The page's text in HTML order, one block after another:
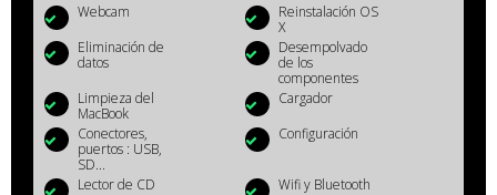
Webcam
Reinstalación OS
X
Eliminación de
datos
Desempolvado
de los
componentes
Limpieza del
MacBook
Cargador
Conectores,
puertos : USB,
SD...
Configuración
Lector de CD
Wifi y Bluetooth